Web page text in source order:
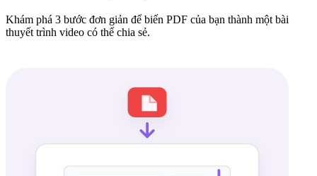
Khám phá 3 bước đơn giản để biến PDF của bạn thành một bài
thuyết trình video có thể chia sẻ.